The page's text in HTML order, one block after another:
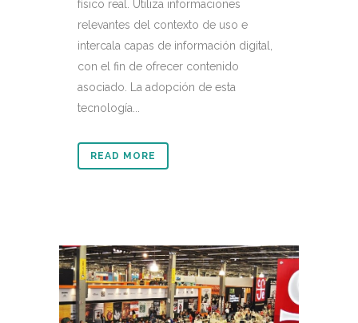
físico real. Utiliza informaciones
relevantes del contexto de uso e
intercala capas de información digital,
con el fin de ofrecer contenido
asociado. La adopción de esta
tecnología...
READ MORE